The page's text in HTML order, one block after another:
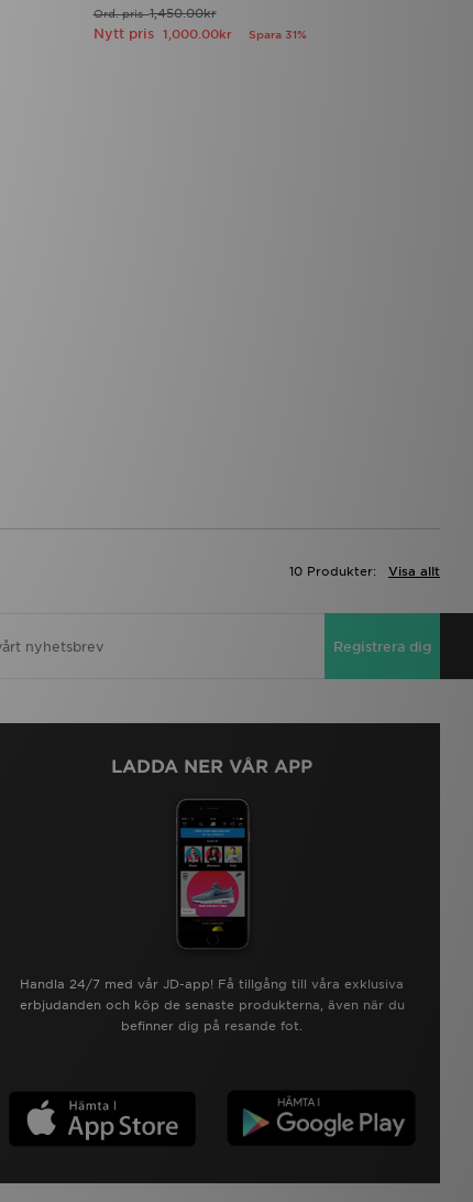
Ord. pris1,450.00kr
Nytt pris 1,000.00kr Spara 31%
Visa allt
10 Produkter:
Registrera dig
LADDA NER VÅR APP
Handla 24/7 med vår JD-app! Få tillgång till våra exklusiva
erbjudanden och köp de senaste produkterna, även när du
befinner dig på resande fot.